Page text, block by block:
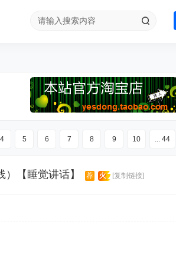
4 5 6 7 8 9 10 ... 44
【睡觉讲话】 荐 火 [复制链接]